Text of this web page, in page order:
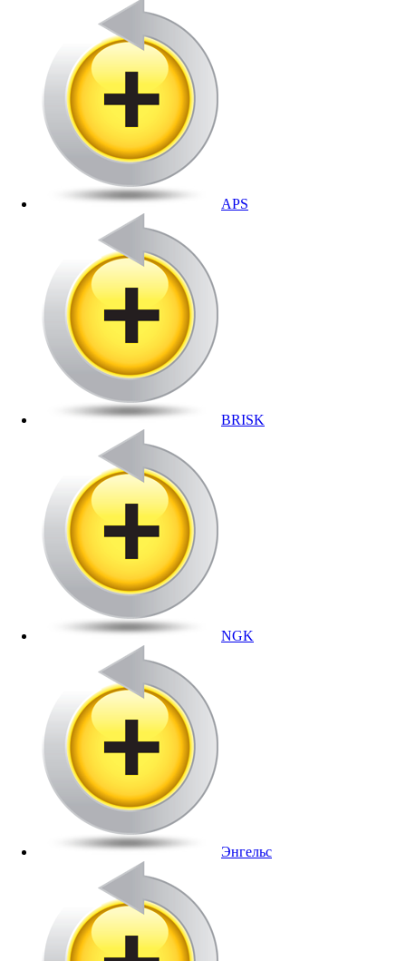
APS
BRISK
NGK
Энгельс